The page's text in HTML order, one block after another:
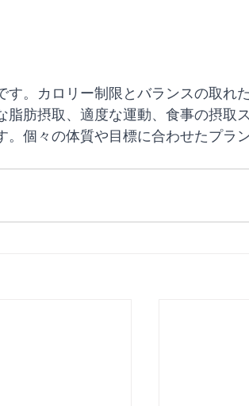
。カロリー制限とバランスの取れ
肪摂取、適度な運動、食事の摂取
個々の体質や目標に合わせたプラン